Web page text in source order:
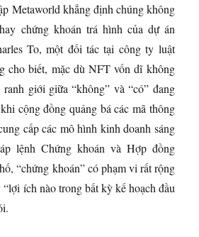
Metaworld khẳng định chúng không
chứng khoán trá hình của dự án
To, một đối tác tại công ty luật
cho biết, mặc dù NFT vốn dĩ không
giới giữa “không” và “có” đang
cộng đồng quảng bá các mã thông
cấp các mô hình kinh doanh sáng
lệnh Chứng khoán và Hợp đồng
“chứng khoán” có phạm vi rất rộng
ích nào trong bất kỳ kế hoạch đầu